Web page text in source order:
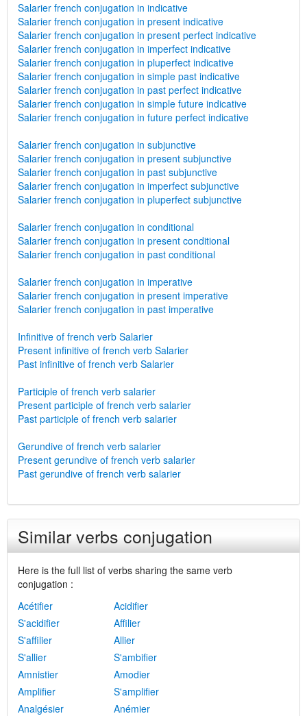
Salarier french conjugation in indicative
Salarier french conjugation in present indicative
Salarier french conjugation in present perfect indicative
Salarier french conjugation in imperfect indicative
Salarier french conjugation in pluperfect indicative
Salarier french conjugation in simple past indicative
Salarier french conjugation in past perfect indicative
Salarier french conjugation in simple future indicative
Salarier french conjugation in future perfect indicative
Salarier french conjugation in subjunctive
Salarier french conjugation in present subjunctive
Salarier french conjugation in past subjunctive
Salarier french conjugation in imperfect subjunctive
Salarier french conjugation in pluperfect subjunctive
Salarier french conjugation in conditional
Salarier french conjugation in present conditional
Salarier french conjugation in past conditional
Salarier french conjugation in imperative
Salarier french conjugation in present imperative
Salarier french conjugation in past imperative
Infinitive of french verb Salarier
Present infinitive of french verb Salarier
Past infinitive of french verb Salarier
Participle of french verb salarier
Present participle of french verb salarier
Past participle of french verb salarier
Gerundive of french verb salarier
Present gerundive of french verb salarier
Past gerundive of french verb salarier
Similar verbs conjugation
Here is the full list of verbs sharing the same verb
conjugation :
Acétifier
Acidifier
S'acidifier
Affilier
S'affilier
Allier
S'allier
S'ambifier
Amnistier
Amodier
Amplifier
S'amplifier
Analgésier
Anémier